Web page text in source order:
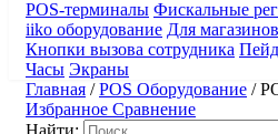
POS-терминалы Фискальные
iiko оборудование Для магазинов
Кнопки вызова сотрудника
Часы Экраны
Главная /POS Оборудование /
Избранное Сравнение
Найти: